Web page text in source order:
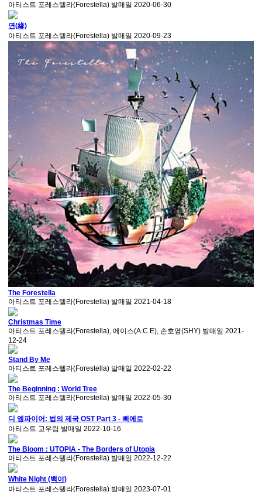
아티스트 포레스텔라(Forestella) 발매일 2020-06-30
연(緣)
아티스트 포레스텔라(Forestella) 발매일 2020-09-23
The Forestella
아티스트 포레스텔라(Forestella) 발매일 2021-04-18
Christmas Time
아티스트 포레스텔라(Forestella), 에이스(A.C.E), 손호영(SHY) 발매일 2021-
12-24
Stand By Me
아티스트 포레스텔라(Forestella) 발매일 2022-02-22
The Beginning : World Tree
아티스트 포레스텔라(Forestella) 발매일 2022-05-30
디 엠파이어: 법의 제국 OST Part 3 - 삐에로
아티스트 고우림 발매일 2022-10-16
The Bloom : UTOPIA - The Borders of Utopia
아티스트 포레스텔라(Forestella) 발매일 2022-12-22
White Night (백야)
아티스트 포레스텔라(Forestella) 발매일 2023-07-01